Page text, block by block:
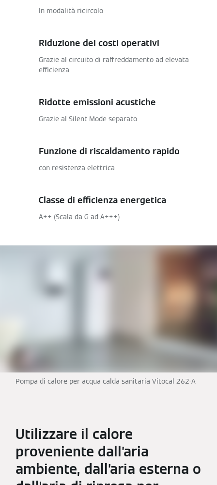
In modalità ricircolo
Riduzione dei costi operativi
Grazie al circuito di raffreddamento ad elevata
efficienza
Ridotte emissioni acustiche
Grazie al Silent Mode separato
Funzione di riscaldamento rapido
con resistenza elettrica
Classe di efficienza energetica
A++ (Scala da G ad A+++)
Pompa di calore per acqua calda sanitaria Vitocal 262-A
Utilizzare il calore
proveniente dall’aria
ambiente, dall’aria esterna o